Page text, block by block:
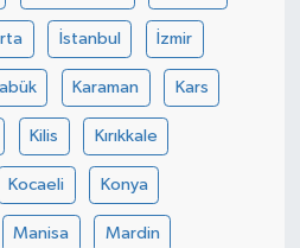
İstanbul İzmir
Karaman Kars
Kilis Kırıkkale
Kocaeli Konya
Manisa Mardin